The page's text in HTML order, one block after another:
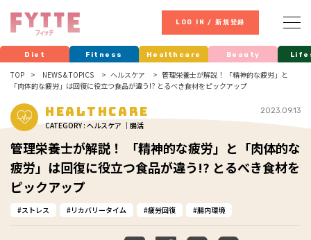
LOG IN / 新規登録
Diet Fitness Healthcare Beauty
TOP NEWS & TOPICS ヘルスケア
管理栄養士が解説！ 「精神的な疲労」と
「肉体的な疲労」は回復に役立つ食品が違う!? とるべき食材をピックアップ
Healthcare
CATEGORY : ヘルスケア ｜腸活
2023.09.13
管理栄養士が解説！ 「精神的な疲労」と「肉体的な
疲労」は回復に役立つ食品が違う!? とるべき食材を
ピックアップ
ストレス リカバリータイム 疲労回復 腸内環境